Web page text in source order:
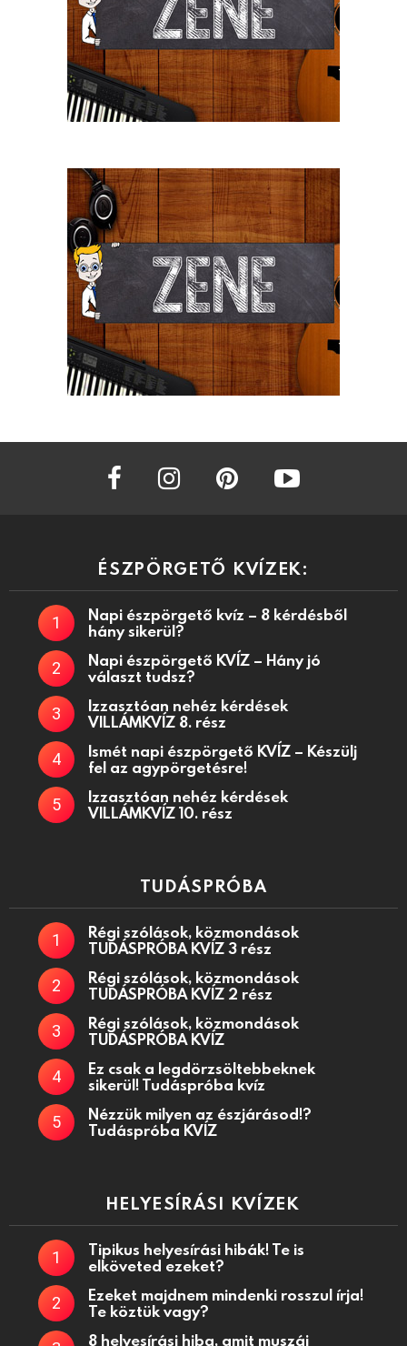
facebook instagram
ÉSZPÖRGETŐ KVÍZEK:
Napi észpörgető kvíz – 8 kérdésből
hány sikerül?
Napi észpörgető KVÍZ – Hány jó
választ tudsz?
Izzasztóan nehéz kérdések
VILLÁMKVÍZ 8. rész
Ismét napi észpörgető KVÍZ – Készülj
fel az agypörgetésre!
Izzasztóan nehéz kérdések
VILLÁMKVÍZ 10. rész
TUDÁSPRÓBA
Régi szólások, közmondások
TUDÁSPRÓBA KVÍZ 3 rész
Régi szólások, közmondások
TUDÁSPRÓBA KVÍZ 2 rész
Régi szólások, közmondások
TUDÁSPRÓBA KVÍZ
Ez csak a legdörzsöltebbeknek
sikerül! Tudáspróba kvíz
Nézzük milyen az észjárásod!?
Tudáspróba KVÍZ
HELYESÍRÁSI KVÍZEK
Tipikus helyesírási hibák! Te is
elköveted ezeket?
Ezeket majdnem mindenki rosszul írja!
Te köztük vagy?
8 helyesírási hiba, amit muszáj